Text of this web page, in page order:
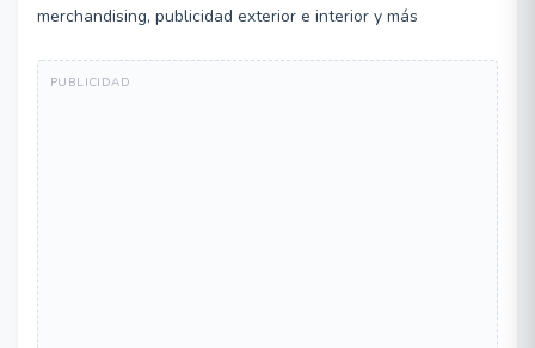
merchandising, publicidad exterior e interior y más